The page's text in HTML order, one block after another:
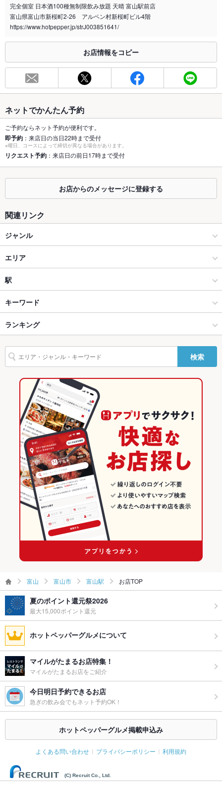
個室席にて分煙対応可能。お気軽にご相談ください。
喫煙専用室 あり
※2020年4月1日～受動喫煙対策に関する法律が施行されています。正しい情報はお店へお問い
お席
総席数 164席(2名様～団体様まで個室充実!!各種宴会におすすめです!!)
最大宴会収
容人数
100人(広々とした店内は飲み会、宴会、忘年会、歓送迎会に最
適!!)
個室
あり ：2名様の少人数からご利用可能な個室席をご用意してお
ります!!
ソファー なし
テラス席 なし
設備
Wi-Fi
バリアフリ
ー
駐車場 なし ：お店の前のコインパーキングをご利用ください。
その他設備 －
飲み放題
あり ：飲み放題付きコース、単品飲み放題をご用意しておりま
す!!
食べ放題
なし ：食べ放題はございませんが、単品をお手頃に取り揃えて
おります!!
カクテル充実、焼酎充実、日本酒充実、ワイン充実
お子様連れ お子様連れ歓迎 ：お子様連れの方は事前にご連絡ください。
ウェディン
結婚式の二次会、同窓会、歓送迎会、忘年会、新年会など、団
体様でのご利用も大歓迎♪
備考 その他、ご要望がございましたらお気軽にご相談くださいませ!!
完全個室 日本酒100種無制限飲み放題 天晴 富山駅前店
富山県富山市新桜町2-26 アルペン村新桜町ビル4階
https://www.hotpepper.jp/strJ003851641/
お店情報をコピー
ネットでかんたん予約
ご予約ならネット予約が便利です。
即予約 ：来店日の当日22時まで受付
※曜日、コースによって締切が異なる場合があります。
リクエスト予約 ：来店日の前日17時まで受付
お店からのメッセージに登録する
関連リンク
ジャンル
居酒屋
和風
海鮮
富山市 × 居酒屋
富山市 × 和風
富山市 × 海鮮
地鉄ビル前駅 × 居酒屋
地鉄ビル前駅 × 和風
地鉄ビル前駅 × 海鮮
エリア
富山駅
富山駅 × 居酒屋
富山駅 × 和風
富山駅 × 海鮮
富山
富山 × 居酒屋
富山 × 和風
富山 × 海鮮
駅
地鉄ビル前駅
電気ビル前駅
富山駅
キーワード
からあげ
おでん ぶりしゃぶ 鶏皮 もつ鍋 パンケーキ
ランキング
富山のグルメランキング
富山の居酒屋ランキング
富山市のグルメランキング
富山市の居酒屋ランキング
富山駅のグルメランキング
富山駅の居酒屋ランキング
検索
富山 富山市 富山駅 お店TOP
夏のポイント還元祭2026
最大15,000ポイント還元
ホットペッパーグルメについて
マイルがたまるお店特集！
マイルがたまるお店をご紹介
今日明日予約できるお店
急ぎの飲み会でもネット予約OK！
ホットペッパーグルメ掲載申込み
よくある問い合わせ プライバシーポリシー 利用規約
(C) Recruit Co., Ltd.